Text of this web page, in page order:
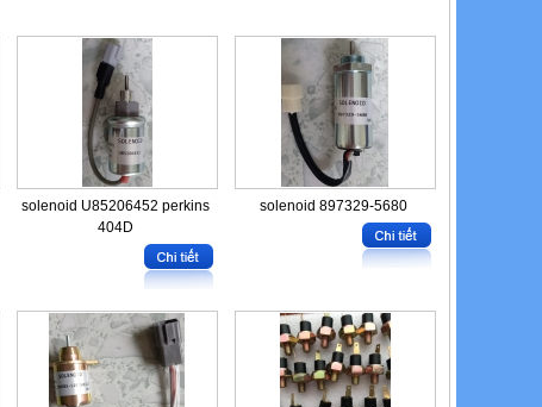
solenoid U85206452 perkins
404D
solenoid 897329-5680